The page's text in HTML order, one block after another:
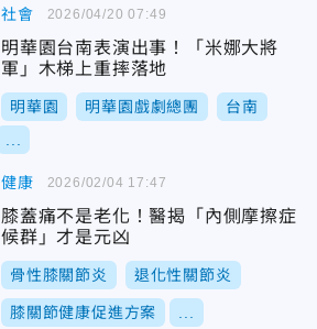
社會
明華園台南表演出事！「米娜大將
軍」木梯上重摔落地
明華園 明華園戲劇總團 台南
2026/04/20 07:49
健康
膝蓋痛不是老化！醫揭「內側摩擦症
候群」才是元凶
骨性膝關節炎 退化性關節炎
膝關節健康促進方案
2026/02/04 17:47